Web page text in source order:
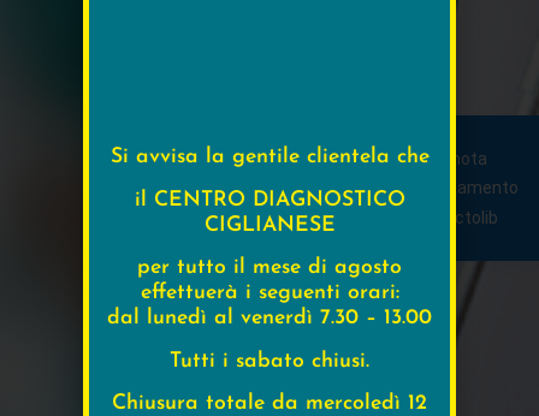
Prenota
appuntamento
Si avvisa la gentile clientela che
il CENTRO DIAGNOSTICO
CIGLIANESE
per tutto il mese di agosto
effettuerà i seguenti orari:
dal lunedì al venerdì 7.30 – 13.00
Tutti i sabato chiusi.
Chiusura totale da mercoledì 12